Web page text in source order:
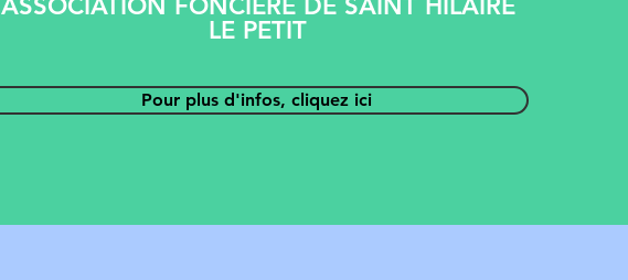
ASSOCIATION FONCIÈRE DE SAINT HILAIRE
LE PETIT
Pour plus d'infos, cliquez ici